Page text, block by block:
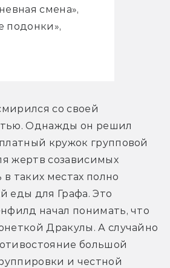
смена»,
подонки»,
со своей
Однажды он решил
кружок групповой
жертв созависимых
таких местах полно
еды для Графа. Это
начал понимать, что
Дракулы. А случайно
большой
и честной